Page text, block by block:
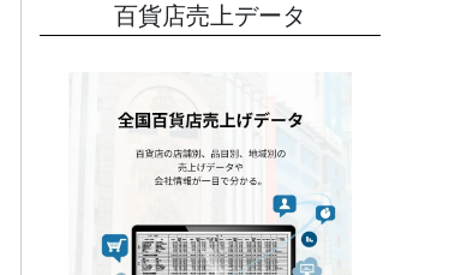
百貨店売上データ